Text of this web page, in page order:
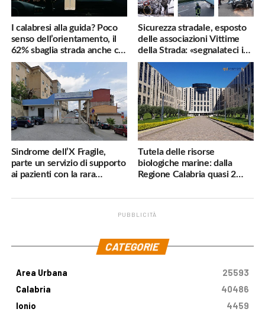
I calabresi alla guida? Poco
senso dell’orientamento, il
62% sbaglia strada anche col
navigatore
Sicurezza stradale, esposto
delle associazioni Vittime
della Strada: «segnalateci i
pericoli, interverremo
subito»
Sindrome dell’X Fragile,
parte un servizio di supporto
ai pazienti con la rara
Tutela delle risorse
biologiche marine: dalla
Regione Calabria quasi 2
PUBBLICITÀ
CATEGORIE
Area Urbana
25593
Calabria
40486
Ionio
4459